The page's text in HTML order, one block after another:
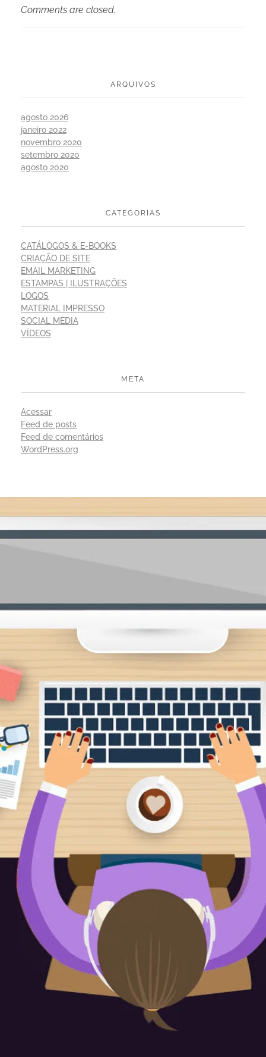
Comments are closed.
ARQUIVOS
agosto 2026
janeiro 2022
novembro 2020
setembro 2020
agosto 2020
CATEGORIAS
CATÁLOGOS & E-BOOKS
CRIAÇÃO DE SITE
EMAIL MARKETING
ESTAMPAS | ILUSTRAÇÕES
LOGOS
MATERIAL IMPRESSO
SOCIAL MEDIA
VÍDEOS
META
Acessar
Feed de posts
Feed de comentários
WordPress.org